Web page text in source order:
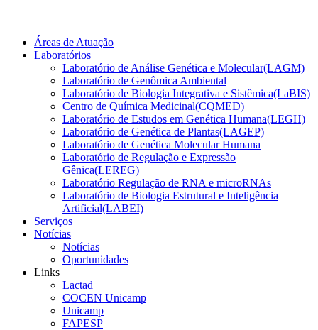
Áreas de Atuação
Laboratórios
Laboratório de Análise Genética e Molecular(LAGM)
Laboratório de Genômica Ambiental
Laboratório de Biologia Integrativa e Sistêmica(LaBIS)
Centro de Química Medicinal(CQMED)
Laboratório de Estudos em Genética Humana(LEGH)
Laboratório de Genética de Plantas(LAGEP)
Laboratório de Genética Molecular Humana
Laboratório de Regulação e Expressão
Gênica(LEREG)
Laboratório Regulação de RNA e microRNAs
Laboratório de Biologia Estrutural e Inteligência
Artificial(LABEI)
Serviços
Notícias
Notícias
Oportunidades
Links
Lactad
COCEN Unicamp
Unicamp
FAPESP